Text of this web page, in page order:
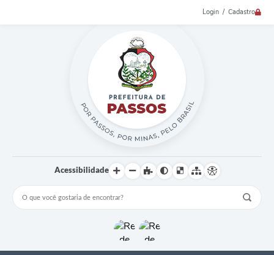
Login / Cadastro
Acessibilidade